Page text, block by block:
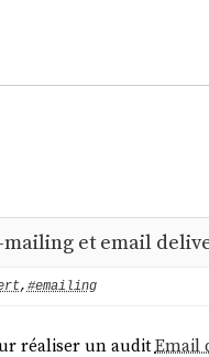
mailing et email
, #emailing
réaliser un auditEmail